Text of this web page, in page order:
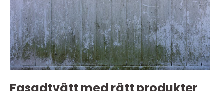
Fasadtvätt med rätt produkter